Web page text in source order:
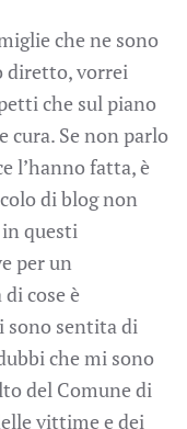
che ne sono
diretto, vorrei
che sul piano
cura. Se non parlo
l’hanno fatta, è
di blog non
questi
per un
cose è
sono sentita di
che mi sono
del Comune di
vittime e dei